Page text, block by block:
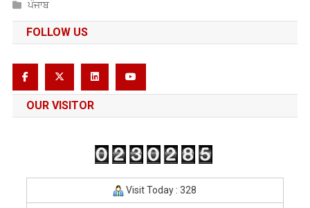
ਪੰਜਾਬ
FOLLOW US
OUR VISITOR
Visit Today : 328